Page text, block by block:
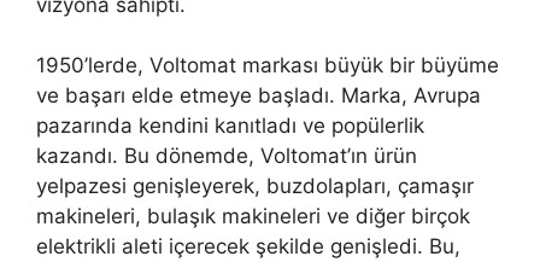
1950’lerde, Voltomat markası büyük bir büyüme
ve başarı elde etmeye başladı. Marka, Avrupa
pazarında kendini kanıtladı ve popülerlik
kazandı. Bu dönemde, Voltomat’ın ürün
yelpazesi genişleyerek, buzdolapları, çamaşır
makineleri, bulaşık makineleri ve diğer birçok
elektrikli aleti içerecek şekilde genişledi. Bu,